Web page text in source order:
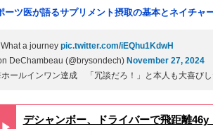
ツ医が語るサプリメント摂取の基本とネイチャ
What a journey pic.twitter.com/iEQhu1KdwH
DeChambeau (@brysondech) November 27, 2024
ホールインワン達成 「冗談だろ！」と本人も大喜び
デシャンボー、ドライバーで飛距離